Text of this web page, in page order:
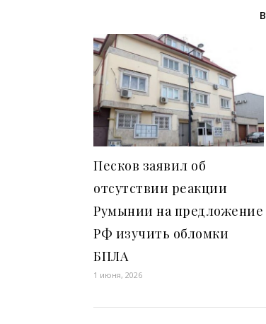
Песков заявил об
отсутствии реакции
Румынии на предложение
РФ изучить обломки
БПЛА
1 июня, 2026